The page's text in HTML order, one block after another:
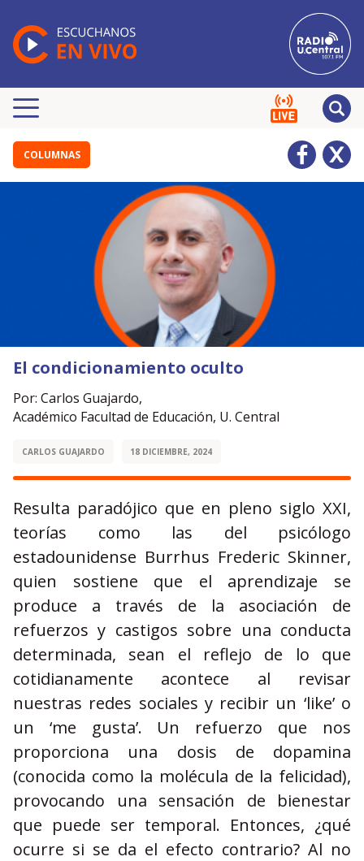
COLUMNAS
El condicionamiento oculto
Por: Carlos Guajardo,
Académico Facultad de Educación, U. Central
CARLOS GUAJARDO 18 DICIEMBRE, 2024
Resulta paradójico que en pleno siglo XXI,
teorías como las del psicólogo
estadounidense Burrhus Frederic Skinner,
quien sostiene que el aprendizaje se
produce a través de la asociación de
refuerzos y castigos sobre una conducta
determinada, sean el reflejo de lo que
cotidianamente acontece al revisar
nuestras redes sociales y recibir un ‘like’ o
un ‘me gusta’. Un refuerzo que nos
proporciona una dosis de dopamina
(conocida como la molécula de la felicidad),
provocando una sensación de bienestar
que puede ser temporal. Entonces, ¿qué
ocurre si se da el efecto contrario? Al no